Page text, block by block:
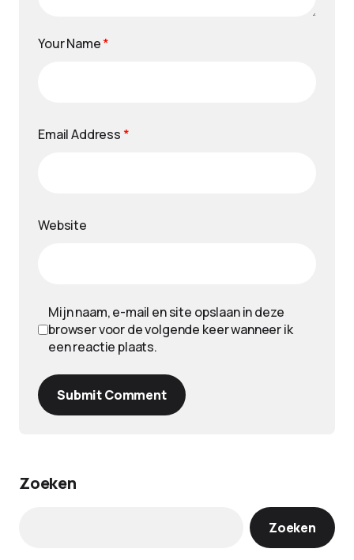
Your Name*
Email Address *
Website
Mijn naam, e-mail en site opslaan in deze
browser voor de volgende keer wanneer ik
een reactie plaats.
Submit Comment
Zoeken
Zoeken